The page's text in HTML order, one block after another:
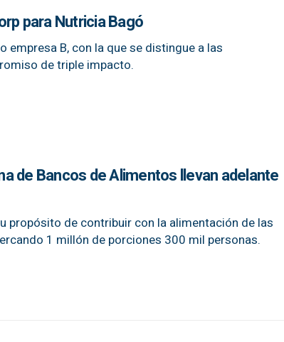
para Nutricia Bagó
B, con la que se distingue a las
de triple impacto.
de Bancos de Alimentos llevan adelante
propósito de contribuir con la alimentación de las
1 millón de porciones 300 mil personas.